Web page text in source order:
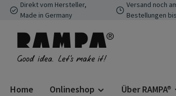
Hauptinhalt springen
Zur Suche springen
Zur Hauptnavigation springen
Direkt vom Hersteller,
Made in Germany
Versand noch
Bestellungen
Home Onlineshop Über RAMPA®